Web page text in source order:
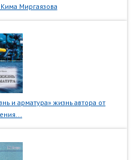
Миргаязова
и арматура» жизнь автора от